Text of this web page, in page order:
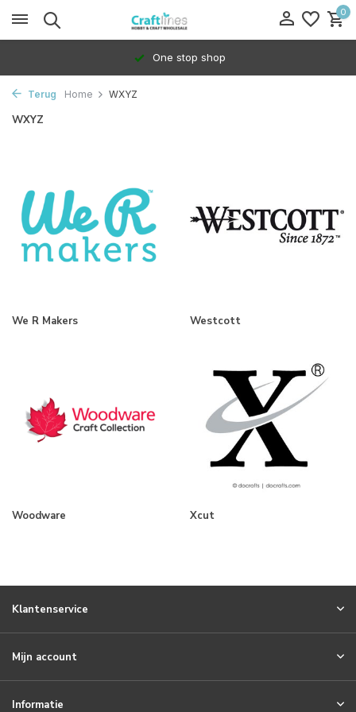
0
One stop shop
Terug Home WXYZ
WXYZ
We R Makers Westcott
Woodware Xcut
Klantenservice
Mijn account
Informatie